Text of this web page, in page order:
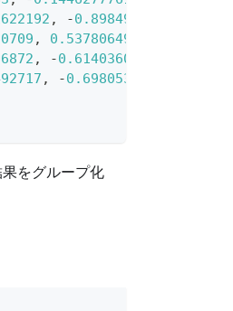
, -0.8984947637863987
, 0.5378064918413052
, -0.6140360785406336
, -0.6980531615588608
をグループ化